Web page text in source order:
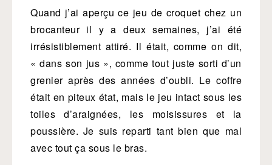
Quand j’ai aperçu ce jeu de croquet chez un
brocanteur il y a deux semaines, j’ai été
irrésistiblement attiré. Il était, comme on dit,
« dans son jus », comme tout juste sorti d’un
grenier après des années d’oubli. Le coffre
était en piteux état, mais le jeu intact sous les
toiles d’araignées, les moisissures et la
poussière. Je suis reparti tant bien que mal
avec tout ça sous le bras.